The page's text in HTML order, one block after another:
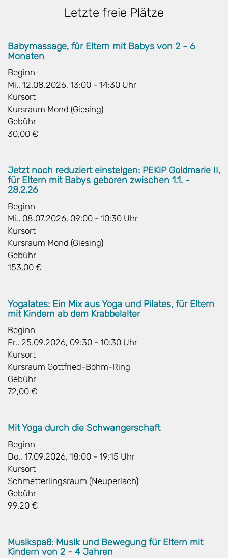
Letzte freie Plätze
Babymassage, für Eltern mit Babys von 2 - 6
Monaten
Beginn
Mi., 12.08.2026, 13:00 - 14:30 Uhr
Kursort
Kursraum Mond (Giesing)
Gebühr
30,00 €
Jetzt noch reduziert einsteigen: PEKiP Goldmarie II,
für Eltern mit Babys geboren zwischen 1.1. -
28.2.26
Beginn
Mi., 08.07.2026, 09:00 - 10:30 Uhr
Kursort
Kursraum Mond (Giesing)
Gebühr
153,00 €
Yogalates: Ein Mix aus Yoga und Pilates, für Eltern
mit Kindern ab dem Krabbelalter
Beginn
Fr., 25.09.2026, 09:30 - 10:30 Uhr
Kursort
Kursraum Gottfried-Böhm-Ring
Gebühr
72,00 €
Mit Yoga durch die Schwangerschaft
Beginn
Do., 17.09.2026, 18:00 - 19:15 Uhr
Kursort
Schmetterlingsraum (Neuperlach)
Gebühr
99,20 €
Musikspaß: Musik und Bewegung für Eltern mit
Kindern von 2 - 4 Jahren